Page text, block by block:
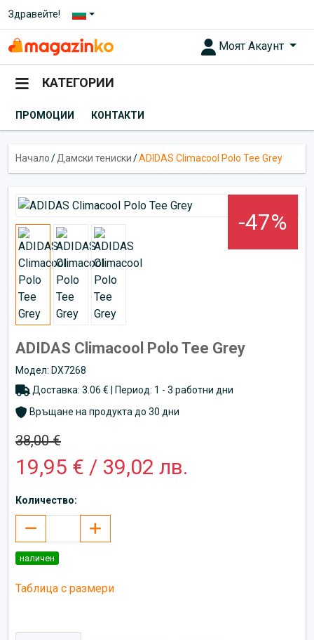
Здравейте!
Моят Акаунт
КАТЕГОРИИ
ПРОМОЦИИ КОНТАКТИ
Начало/Дамски тениски/ADIDAS Climacool Polo Tee Grey
-47%
ADIDAS Climacool Polo Tee Grey
Модел: DX7268
Доставка: 3.06 € | Период: 1 - 3 работни дни
Връщане на продукта до 30 дни
38,00 €
19,95 € / 39,02 лв.
Количество:
наличен
Таблица с размери